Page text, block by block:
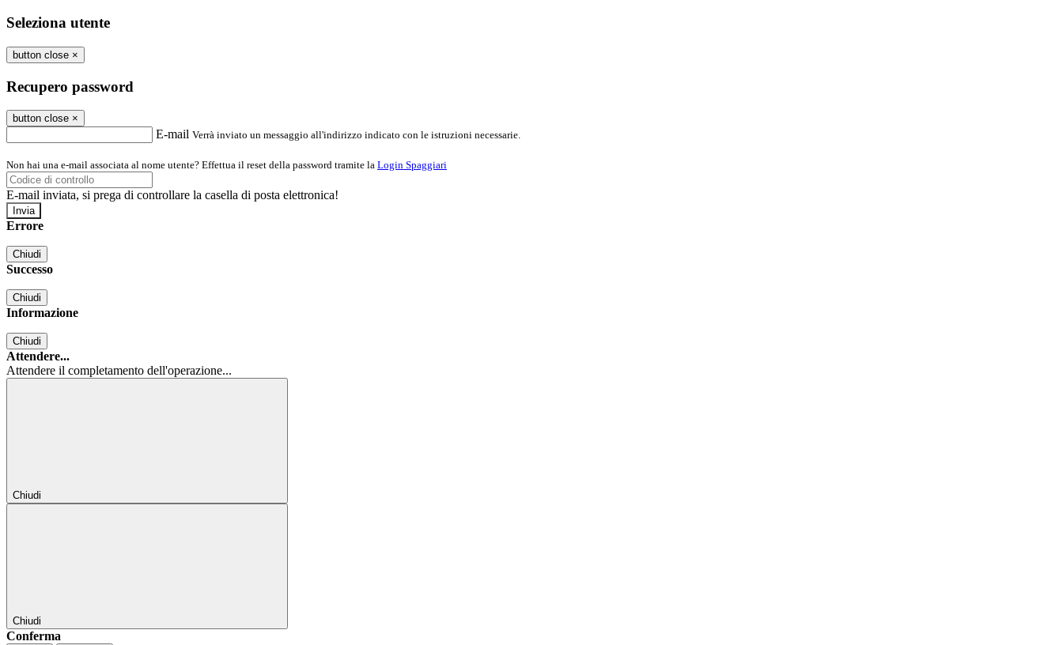
Seleziona utente
button close ×
Recupero password
button close ×
E-mail Verrà inviato un messaggio all'indirizzo indicato con le istruzioni necessarie.
Non hai una e-mail associata al nome utente? Effettua il reset della password tramite la Login Spaggiari
E-mail inviata, si prega di controllare la casella di posta elettronica!
Errore
Chiudi
Successo
Chiudi
Informazione
Chiudi
Attendere...
Attendere il completamento dell'operazione...
Chiudi
Chiudi
Conferma